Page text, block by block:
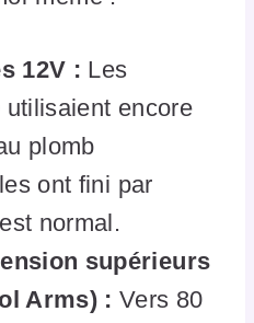
12V : Les
utilisaient encore
plomb
ont fini par
normal.
supérieurs
Arms) : Vers 80